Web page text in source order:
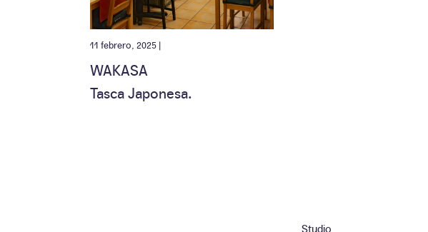
11 febrero, 2025 |
WAKASA
Tasca Japonesa.
Studio